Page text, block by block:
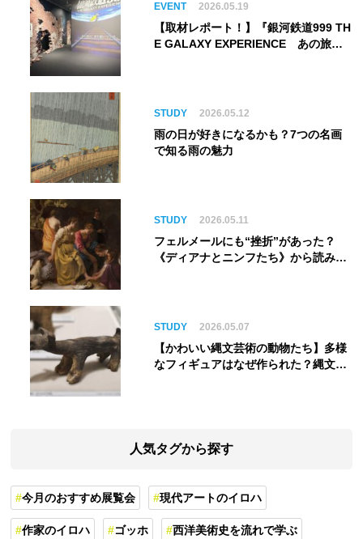
EVENT 2026.05.19
【取材レポート！】『銀河鉄道999 TH
E GALAXY EXPERIENCE あの旅
ム】
STUDY 2026.05.12
雨の日が好きになるかも？7つの名画
で知る雨の魅力
STUDY 2026.05.11
フェルメールにも“挫折”があった？
《ディアナとニンフたち》から読み解
STUDY 2026.05.07
【かわいい縄文芸術の動物たち】多様
なフィギュアはなぜ作られた？縄文人
人気タグから探す
今月のおすすめ展覧会 現代アートのイロハ
作家のイロハ ゴッホ 西洋美術史を流れで学ぶ